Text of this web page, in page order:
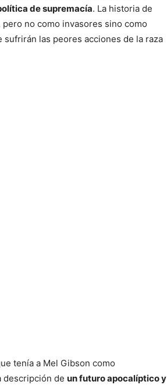
de supremacía. La historia de
no como invasores sino como
las peores acciones de la raza
tenía a Mel Gibson como
descripción de un futuro apocalíptico y